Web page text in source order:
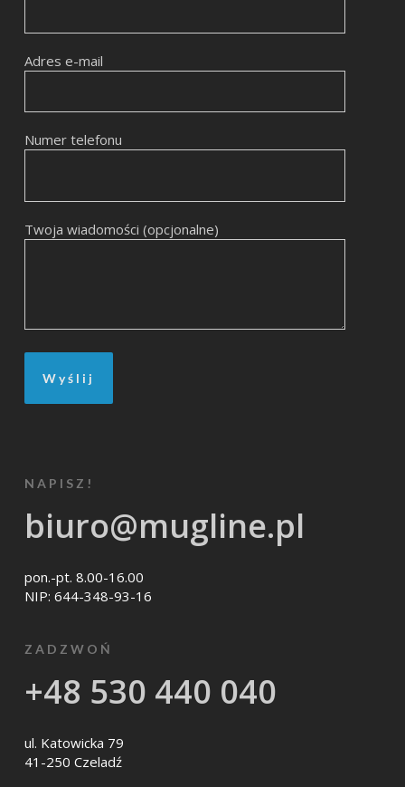
Adres e-mail
Numer telefonu
Twoja wiadomości (opcjonalne)
NAPISZ!
biuro@mugline.pl
pon.-pt. 8.00-16.00
NIP: 644-348-93-16
ZADZWOŃ
+48 530 440 040
ul. Katowicka 79
41-250 Czeladź